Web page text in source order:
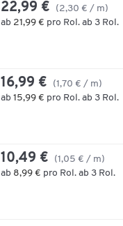
22,99 €
(2,30 € / m)
ab 21,99 € pro Rol. ab 3 Rol.
16,99 €
(1,70 € / m)
ab 15,99 € pro Rol. ab 3 Rol.
10,49 €
(1,05 € / m)
ab 8,99 € pro Rol. ab 3 Rol.